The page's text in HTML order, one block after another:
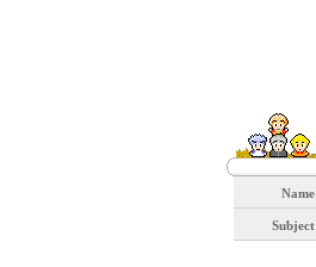
Name
Subject